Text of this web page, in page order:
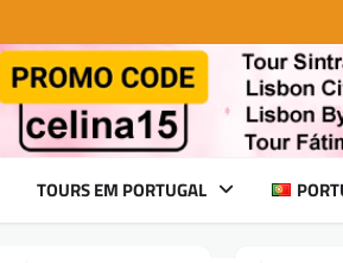
TOURS EM PORTUGAL